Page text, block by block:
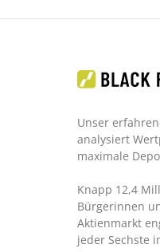
Unser
analysiert
maximale
Knapp 12,4
Bürgerinnen
Aktienmarkt
jeder Sechste